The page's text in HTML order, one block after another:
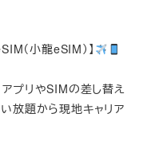
（小龍eSIM）】
プリやSIMの差し替え
放題から現地キャリア